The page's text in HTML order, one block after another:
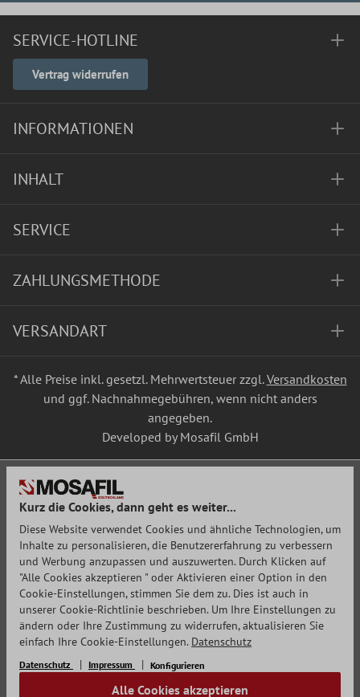
SERVICE-HOTLINE
Vertrag widerrufen
INFORMATIONEN
INHALT
SERVICE
ZAHLUNGSMETHODE
VERSANDART
* Alle Preise inkl. gesetzl. Mehrwertsteuer zzgl.Versandkosten
und ggf. Nachnahmegebühren, wenn nicht anders
angegeben.
Developed by Mosafil GmbH
Kurz die Cookies, dann geht es weiter...
Diese Website verwendet Cookies und ähnliche Technologien, um
Inhalte zu personalisieren, die Benutzererfahrung zu verbessern
und Werbung anzupassen und auszuwerten. Durch Klicken auf
"Alle Cookies akzeptieren " oder Aktivieren einer Option in den
Cookie-Einstellungen, stimmen Sie dem zu. Dies ist auch in
unserer Cookie-Richtlinie beschrieben. Um Ihre Einstellungen zu
ändern oder Ihre Zustimmung zu widerrufen, aktualisieren Sie
einfach Ihre Cookie-Einstellungen. Datenschutz
Datenschutz Impressum Konfigurieren
Alle Cookies akzeptieren